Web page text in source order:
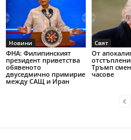
Новини
ФНА: Филипинският
президент приветства
обявеното
двуседмично примирие
между САЩ и Иран
Свят
От
Тръмп
часове